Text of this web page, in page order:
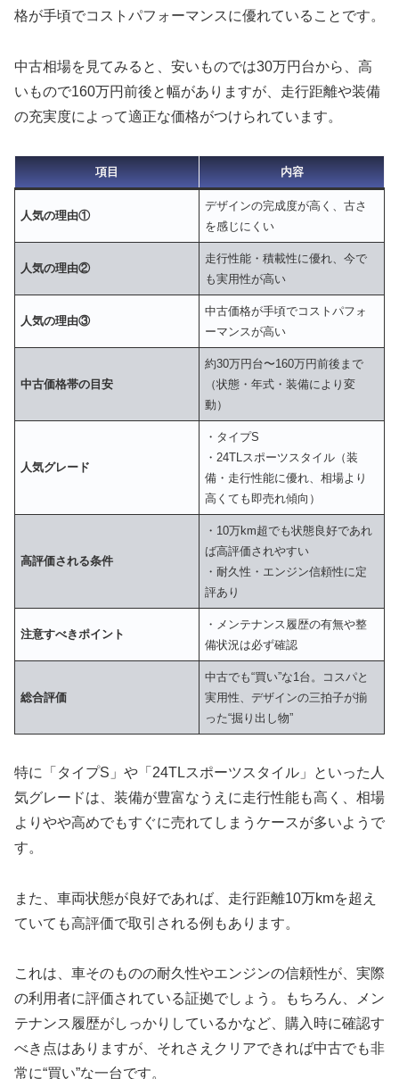
格が手頃でコストパフォーマンスに優れていることです。
中古相場を見てみると、安いものでは30万円台から、高
いもので160万円前後と幅がありますが、走行距離や装備
の充実度によって適正な価格がつけられています。
項目 内容
人気の理由①
デザインの完成度が高く、古さ
を感じにくい
人気の理由②
走行性能・積載性に優れ、今で
も実用性が高い
人気の理由③
中古価格が手頃でコストパフォ
ーマンスが高い
中古価格帯の目安
約30万円台〜160万円前後まで
（状態・年式・装備により変
動）
人気グレード
・タイプS
・24TLスポーツスタイル（装
備・走行性能に優れ、相場より
高くても即売れ傾向）
高評価される条件
・10万km超でも状態良好であれ
ば高評価されやすい
・耐久性・エンジン信頼性に定
評あり
注意すべきポイント
・メンテナンス履歴の有無や整
備状況は必ず確認
総合評価
中古でも“買い”な1台。コスパと
実用性、デザインの三拍子が揃
った“掘り出し物”
特に「タイプS」や「24TLスポーツスタイル」といった人
気グレードは、装備が豊富なうえに走行性能も高く、相場
よりやや高めでもすぐに売れてしまうケースが多いようで
す。
また、車両状態が良好であれば、走行距離10万kmを超え
ていても高評価で取引される例もあります。
これは、車そのものの耐久性やエンジンの信頼性が、実際
の利用者に評価されている証拠でしょう。もちろん、メン
テナンス履歴がしっかりしているかなど、購入時に確認す
べき点はありますが、それさえクリアできれば中古でも非
常に“買い”な一台です。